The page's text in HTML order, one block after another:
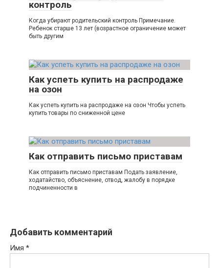
контроль
Когда убирают родительский контроль Примечание.
Ребенок старше 13 лет (возрастное ограничение может
быть другим
Как успеть купить на распродаже
на озон
Как успеть купить на распродаже на озон Чтобы успеть
купить товары по сниженной цене
Как отправить письмо приставам
Как отправить письмо приставам Подать заявление,
ходатайство, объяснение, отвод, жалобу в порядке
подчиненности в
Добавить комментарий
Имя *